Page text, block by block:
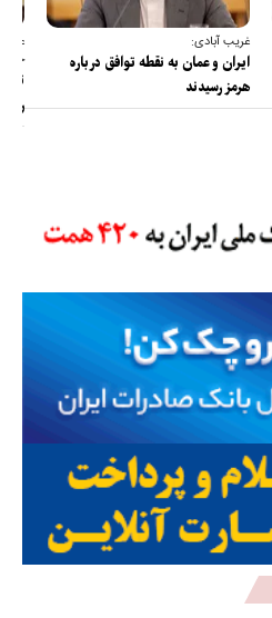
غریب آبادی:
ایران و عمان به نقطه توافق درباره
هرمز رسیدند
عضو
را